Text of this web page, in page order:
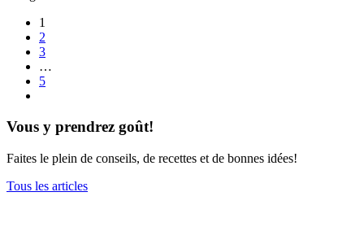
1
2
3
…
5
Vous y prendrez goût!
Faites le plein de conseils, de recettes et de bonnes idées!
Tous les articles